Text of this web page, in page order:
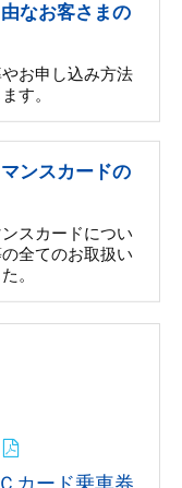
なお客さまの
お申し込み方法
す。
ンスカードの
スカードについ
全てのお取扱い
。